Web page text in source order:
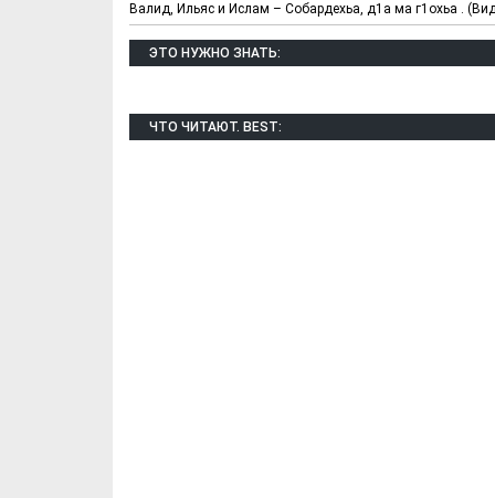
Валид, Ильяс и Ислам – Собардехьа, д1а ма г1охьа .
ЭТО НУЖНО ЗНАТЬ:
ЧТО ЧИТАЮТ. BEST: